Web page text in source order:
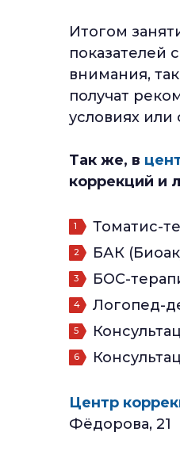
Итогом
показателей
внимания,
получат
условиях или
Так же, в
коррекций и
Томатис-
БАК
БОС-
Логопед-
Центр
Фёдорова, 21